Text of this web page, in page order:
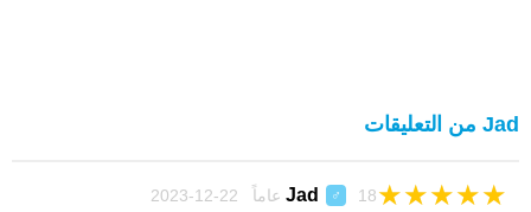
Jad من التعليقات
Jad ♂ 18 عاماً 22-12-2023 ★
★
★
★
★